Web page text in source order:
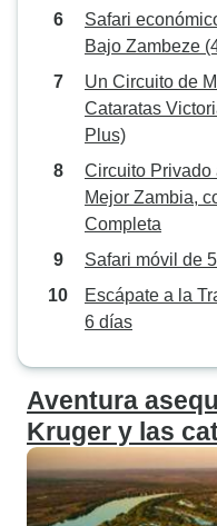
Safari
Bajo Zambeze
Un Circuito de
Cataratas
Plus)
Circuito Privado
Mejor Zambia,
Completa
Safari móvil de
Escápate a la
6 días
Aventura
Kruger y las